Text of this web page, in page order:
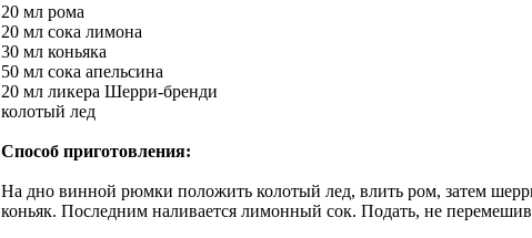
20 мл рома
20 мл сока лимона
30 мл коньяка
50 мл сока апельсина
20 мл ликера Шерри-бренди
колотый лед
Способ приготовления:
На дно винной рюмки положить колотый лед, влить ром, затем
коньяк. Последним наливается лимонный сок. Подать, не